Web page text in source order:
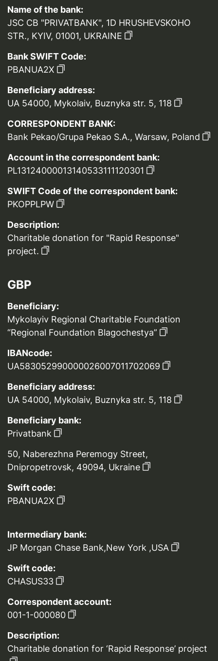
Name of the bank:
JSC CB "PRIVATBANK", 1D HRUSHEVSKOHO
STR., KYIV, 01001, UKRAINE
Bank SWIFT Code:
PBANUA2X
Beneficiary address:
UA 54000, Mykolaiv, Buznyka str. 5, 118
CORRESPONDENT BANK:
Bank Pekao/Grupa Pekao S.A., Warsaw, Poland
Account in the correspondent bank:
PL13124000013140533111120301
SWIFT Code of the correspondent bank:
PKOPPLPW
Description:
Charitable donation for "Rapid Response"
project.
GBP
Beneficiary:
Mykolayiv Regional Charitable Foundation
“Regional Foundation Blagochestya”
IBANcode:
UA583052990000026007011702069
Beneficiary address:
UA 54000, Mykolaiv, Buznyka str. 5, 118
Beneficiary bank:
Privatbank
50, Naberezhna Peremogy Street,
Dnipropetrovsk, 49094, Ukraine
Swift code:
PBANUA2X
Intermediary bank:
JP Morgan Chase Bank,New York ,USA
Swift code:
CHASUS33
Correspondent account:
001-1-000080
Description:
Charitable donation for ‘Rapid Response’ project